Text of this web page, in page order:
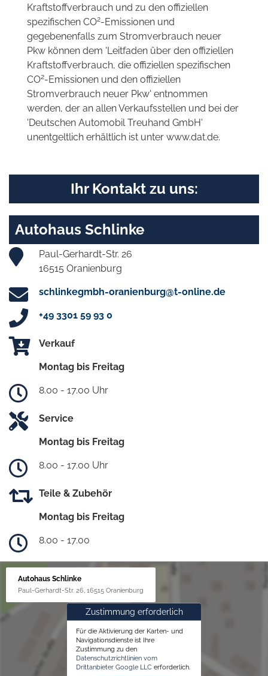
Kraftstoffverbrauch und zu den offiziellen
spezifischen CO2-Emissionen und
gegebenenfalls zum Stromverbrauch neuer
Pkw können dem 'Leitfaden über den offiziellen
Kraftstoffverbrauch, die offiziellen spezifischen
CO2-Emissionen und den offiziellen
Stromverbrauch neuer Pkw' entnommen
werden, der an allen Verkaufsstellen und bei der
'Deutschen Automobil Treuhand GmbH'
unentgeltlich erhältlich ist unter www.dat.de.
Ihr Kontakt zu uns:
Autohaus Schlinke
Paul-Gerhardt-Str. 26
16515 Oranienburg
schlinkegmbh-oranienburg@t-online.de
+49 3301 59 93 0
Verkauf
Montag bis Freitag
8.00 - 17.00 Uhr
Service
Montag bis Freitag
8.00 - 17.00 Uhr
Teile & Zubehör
Montag bis Freitag
8.00 - 17.00
Autohaus Schlinke
Paul-Gerhardt-Str. 26, 16515 Oranienburg
Zustimmung erforderlich
Für die Aktivierung der Karten- und
Navigationsdienste ist Ihre
Zustimmung zu den
Datenschutzrichtlinien vom
Drittanbieter Google LLC erforderlich.